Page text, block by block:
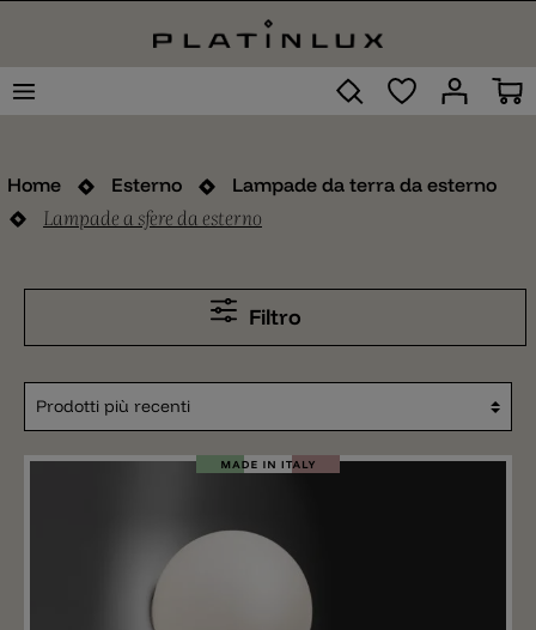
Home Esterno Lampade da terra da esterno
Lampade a sfere da esterno
Filtro